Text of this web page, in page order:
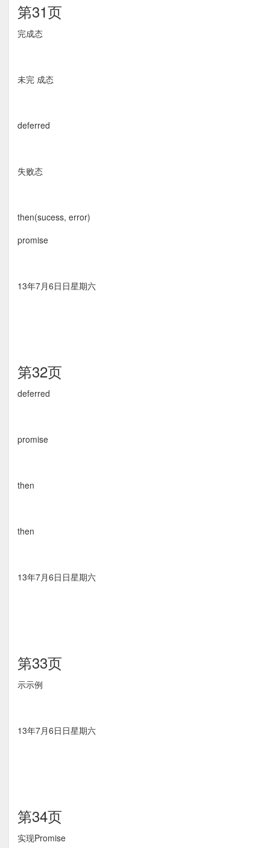
第31页
完成态
未完 成态
deferred
失败态
then(sucess, error)
promise
13年7月6⽇日星期六
第32页
deferred
promise
then
then
13年7月6⽇日星期六
第33页
⽰示例
13年7月6⽇日星期六
第34页
实现Promise